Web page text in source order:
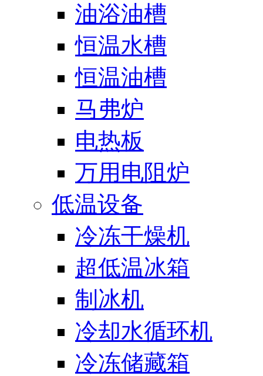
油浴油槽
恒温水槽
恒温油槽
马弗炉
电热板
万用电阻炉
低温设备
冷冻干燥机
超低温冰箱
制冰机
冷却水循环机
冷冻储藏箱